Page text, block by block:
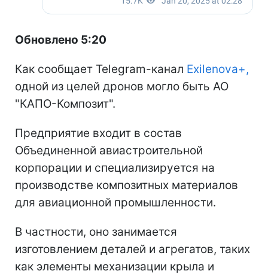
Обновлено 5:20
Как сообщает Telegram-канал Exilenova+,
одной из целей дронов могло быть АО
"КАПО-Композит".
Предприятие входит в состав
Объединенной авиастроительной
корпорации и специализируется на
производстве композитных материалов
для авиационной промышленности.
В частности, оно занимается
изготовлением деталей и агрегатов, таких
как элементы механизации крыла и